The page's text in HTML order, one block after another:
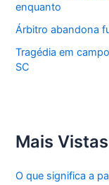
enquanto
Árbitro abandona
Tragédia em
SC
Mais Vistas
O que significa a